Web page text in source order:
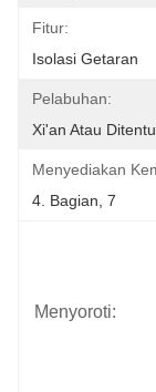
Fitur:
Isolasi Getaran
Pelabuhan:
Xi'an Atau
Menyediakan
4. Bagian, 7
Menyoroti: